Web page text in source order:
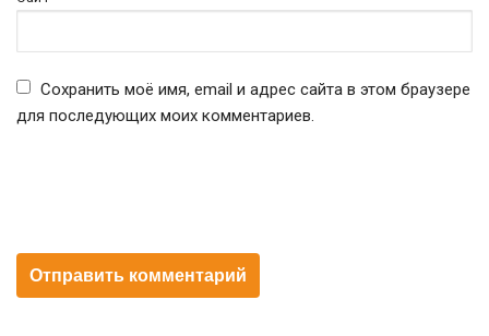
Сохранить моё имя, email и адрес сайта в этом браузере
для последующих моих комментариев.